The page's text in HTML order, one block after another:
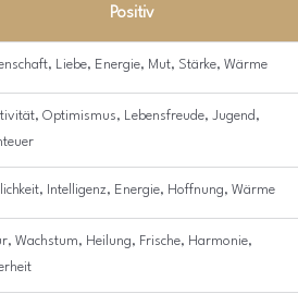
Positiv
Liebe, Energie, Mut, Stärke, Wärme
Optimismus, Lebensfreude, Jugend,
Intelligenz, Energie, Hoffnung, Wärme
Wachstum, Heilung, Frische, Harmonie,